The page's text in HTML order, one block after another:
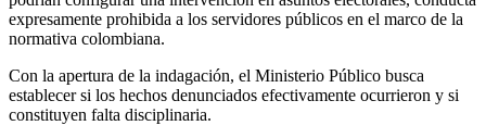
expresamente prohibida a los servidores públicos en el marco de la
normativa colombiana.
Con la apertura de la indagación, el Ministerio Público busca
establecer si los hechos denunciados efectivamente ocurrieron y si
constituyen falta disciplinaria.